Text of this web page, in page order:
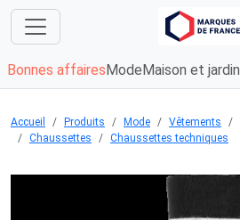
Bonnes affaires Mode Maison et jardin
Accueil Produits Mode Vêtements
Chaussettes
Chaussettes techniques